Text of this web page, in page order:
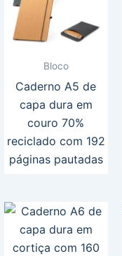
Bloco
Caderno A5 de
capa dura em
couro 70%
reciclado com 192
páginas pautadas